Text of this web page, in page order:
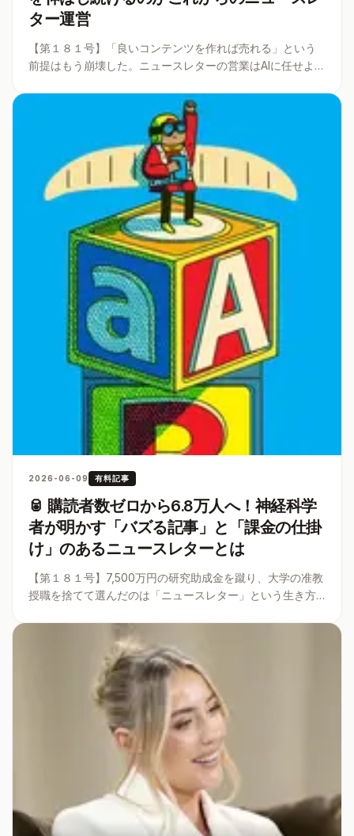
ター運営
【第１８１号】「良いコンテンツを作れば売れる」という
前提はもう崩壊した。ニュースレターの営業はAIに任せよ
顧客を呼び込み続ける自動化パイプラインの構築方法と、
2026-06-09 有料記事
🥫 購読者数ゼロから6.8万人へ！神経科学
者が明かす「バズる記事」と「課金の仕掛
け」のあるニュースレターとは
【第１８１号】7,500万円の研究助成金を蹴り、大学の准教
授職を捨てて選んだのは「ニュースレター」という生き方
リ向けニュースレターの戦略...